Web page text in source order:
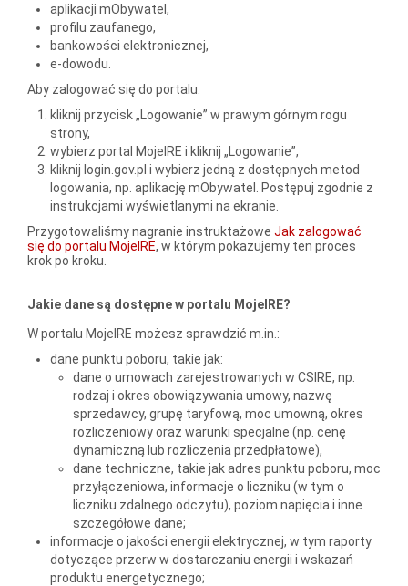
aplikacji mObywatel,
profilu zaufanego,
bankowości elektronicznej,
e-dowodu.
Aby zalogować się do portalu:
kliknij przycisk „Logowanie” w prawym górnym rogu
strony,
wybierz portal MojeIRE i kliknij „Logowanie”,
kliknij login.gov.pl i wybierz jedną z dostępnych metod
logowania, np. aplikację mObywatel. Postępuj zgodnie z
instrukcjami wyświetlanymi na ekranie.
Przygotowaliśmy nagranie instruktażowe Jak zalogować
się do portalu MojeIRE, w którym pokazujemy ten proces
krok po kroku.
Jakie dane są dostępne w portalu MojeIRE?
W portalu MojeIRE możesz sprawdzić m.in.:
dane punktu poboru, takie jak:
dane o umowach zarejestrowanych w CSIRE, np.
rodzaj i okres obowiązywania umowy, nazwę
sprzedawcy, grupę taryfową, moc umowną, okres
rozliczeniowy oraz warunki specjalne (np. cenę
dynamiczną lub rozliczenia przedpłatowe),
dane techniczne, takie jak adres punktu poboru, moc
przyłączeniowa, informacje o liczniku (w tym o
liczniku zdalnego odczytu), poziom napięcia i inne
szczegółowe dane;
informacje o jakości energii elektrycznej, w tym raporty
dotyczące przerw w dostarczaniu energii i wskazań
produktu energetycznego;